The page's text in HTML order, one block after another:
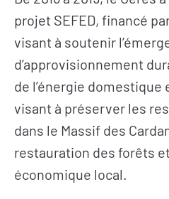
projet SEFED, financé
visant à soutenir
d’approvisionnement
de l’énergie domestique
visant à préserver les
dans le Massif des
restauration des forêts
économique local.